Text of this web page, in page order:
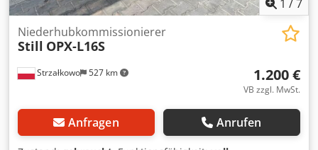
1 /7
Strzałkowo 527 km
Niederhubkommissionierer
Still OPX-L16S
1.200 €
VB zzgl. MwSt.
Anfragen Anrufen